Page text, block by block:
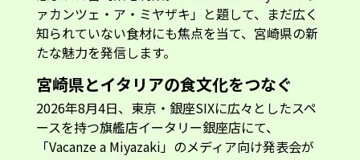
知られていない食材にも焦点を当て、宮崎県の新
たな魅力を発信します。
宮崎県とイタリアの食文化をつなぐ
2026年8月4日、東京・銀座SIXに広々としたスペ
ースを持つ旗艦店イータリー銀座店にて、
「Vacanze a Miyazaki」のメディア向け発表会が
開催されました。